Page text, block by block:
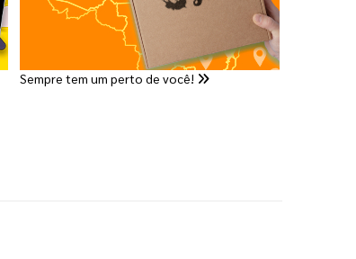
Sempre tem um perto de você!